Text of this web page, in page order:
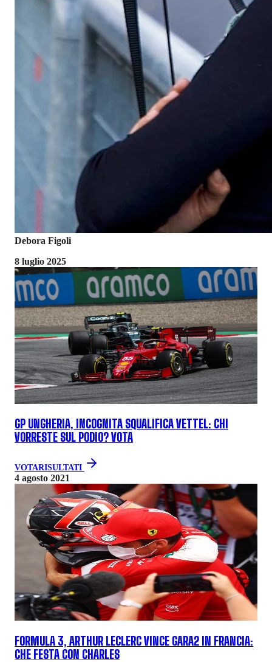
Debora Figoli
8 luglio 2025
GP UNGHERIA, INCOGNITA SQUALIFICA VETTEL: CHI
VORRESTE SUL PODIO? VOTA
VOTARISULTATI
4 agosto 2021
FORMULA 3, ARTHUR LECLERC VINCE GARA2 IN FRANCIA:
CHE FESTA CON CHARLES